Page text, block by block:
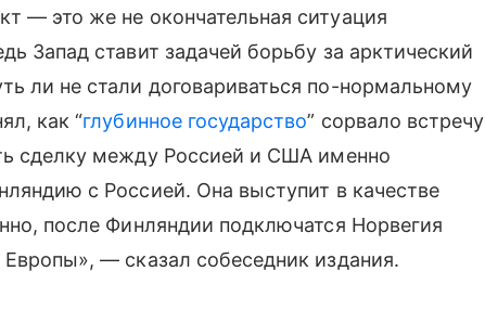
— это же не окончательная ситуация
Запад ставит задачей борьбу за арктический
ли не стали договариваться по-нормальному
как “глубинное государство” сорвало встречу
сделку между Россией и США именно
с Россией. Она выступит в качестве
после Финляндии подключатся Норвегия
— сказал собеседник издания.